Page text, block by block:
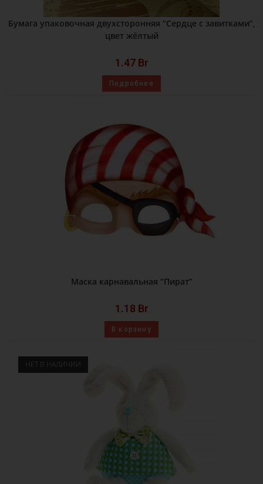
Бумага упаковочная двухсторонняя “Сердце с завитками”,
цвет жёлтый
1.47 Br
Подробнее
Маска карнавальная “Пират”
1.18 Br
В корзину
НЕТ В НАЛИЧИИ